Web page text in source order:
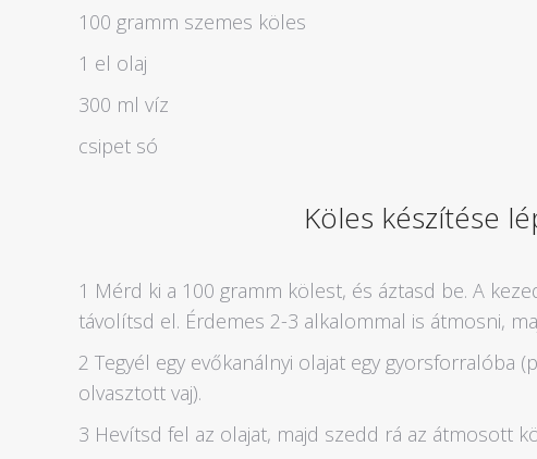
100 gramm szemes köles
1 el olaj
300 ml víz
csipet só
Köles készítése
1 Mérd ki a 100 gramm kölest, és áztasd be. A
távolítsd el. Érdemes 2-3 alkalommal is átmosni,
2 Tegyél egy evőkanálnyi olajat egy gyorsforralóba
olvasztott vaj).
3 Hevítsd fel az olajat, majd szedd rá az átmosott